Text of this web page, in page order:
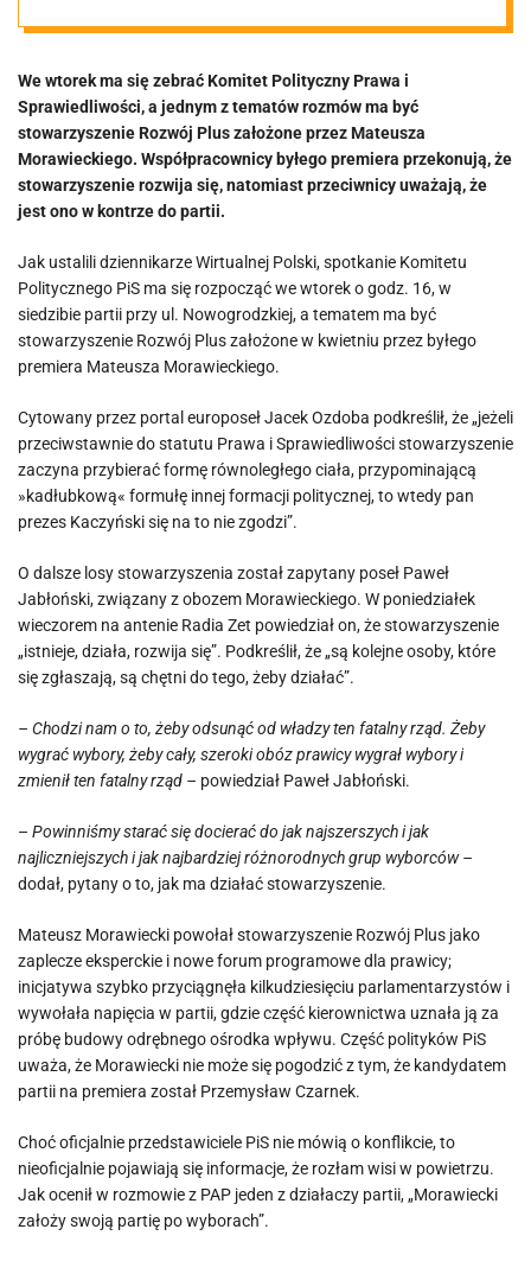
trzymają się za
łby”
We wtorek ma się zebrać Komitet Polityczny Prawa i
Sprawiedliwości, a jednym z tematów rozmów ma być
stowarzyszenie Rozwój Plus założone przez Mateusza
Morawieckiego. Współpracownicy byłego premiera przekonują, że
stowarzyszenie rozwija się, natomiast przeciwnicy uważają, że
jest ono w kontrze do partii.
Jak ustalili dziennikarze Wirtualnej Polski, spotkanie Komitetu
Politycznego PiS ma się rozpocząć we wtorek o godz. 16, w
siedzibie partii przy ul. Nowogrodzkiej, a tematem ma być
stowarzyszenie Rozwój Plus założone w kwietniu przez byłego
premiera Mateusza Morawieckiego.
Cytowany przez portal europoseł Jacek Ozdoba podkreślił, że „jeżeli
przeciwstawnie do statutu Prawa i Sprawiedliwości stowarzyszenie
zaczyna przybierać formę równoległego ciała, przypominającą
»kadłubkową« formułę innej formacji politycznej, to wtedy pan
prezes Kaczyński się na to nie zgodzi”.
O dalsze losy stowarzyszenia został zapytany poseł Paweł
Jabłoński, związany z obozem Morawieckiego. W poniedziałek
wieczorem na antenie Radia Zet powiedział on, że stowarzyszenie
„istnieje, działa, rozwija się”. Podkreślił, że „są kolejne osoby, które
się zgłaszają, są chętni do tego, żeby działać”.
– Chodzi nam o to, żeby odsunąć od władzy ten fatalny rząd. Żeby
wygrać wybory, żeby cały, szeroki obóz prawicy wygrał wybory i
zmienił ten fatalny rząd – powiedział Paweł Jabłoński.
– Powinniśmy starać się docierać do jak najszerszych i jak
najliczniejszych i jak najbardziej różnorodnych grup wyborców –
dodał, pytany o to, jak ma działać stowarzyszenie.
Mateusz Morawiecki powołał stowarzyszenie Rozwój Plus jako
zaplecze eksperckie i nowe forum programowe dla prawicy;
inicjatywa szybko przyciągnęła kilkudziesięciu parlamentarzystów i
wywołała napięcia w partii, gdzie część kierownictwa uznała ją za
próbę budowy odrębnego ośrodka wpływu. Część polityków PiS
uważa, że Morawiecki nie może się pogodzić z tym, że kandydatem
partii na premiera został Przemysław Czarnek.
Choć oficjalnie przedstawiciele PiS nie mówią o konflikcie, to
nieoficjalnie pojawiają się informacje, że rozłam wisi w powietrzu.
Jak ocenił w rozmowie z PAP jeden z działaczy partii, „Morawiecki
założy swoją partię po wyborach”.